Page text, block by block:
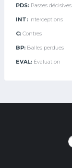
PDS: Passes décisives
INT: Interceptions
C: Contres
BP: Balles perdues
EVAL: Évaluation